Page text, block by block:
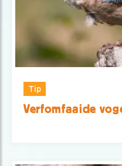
Tip
Verfomfaaide